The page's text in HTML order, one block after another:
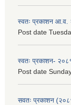
स्वतः प्रकाशन आ.व.
Post date
स्वतः प्रकाशन-
Post date
सवतः प्रकाशन